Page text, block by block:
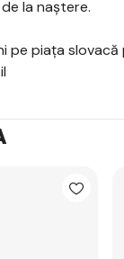
la naștere.
pe piața